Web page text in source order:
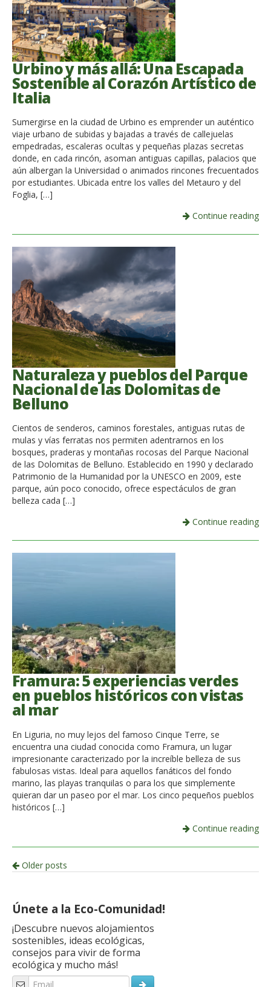
Urbino y más allá: Una Escapada
Sostenible al Corazón Artístico de
Italia
Sumergirse en la ciudad de Urbino es emprender un auténtico
viaje urbano de subidas y bajadas a través de callejuelas
empedradas, escaleras ocultas y pequeñas plazas secretas
donde, en cada rincón, asoman antiguas capillas, palacios que
aún albergan la Universidad o animados rincones frecuentados
por estudiantes. Ubicada entre los valles del Metauro y del
Foglia, […]
Continue reading
Naturaleza y pueblos del Parque
Nacional de las Dolomitas de
Belluno
Cientos de senderos, caminos forestales, antiguas rutas de
mulas y vías ferratas nos permiten adentrarnos en los
bosques, praderas y montañas rocosas del Parque Nacional
de las Dolomitas de Belluno. Establecido en 1990 y declarado
Patrimonio de la Humanidad por la UNESCO en 2009, este
parque, aún poco conocido, ofrece espectáculos de gran
belleza cada […]
Continue reading
Framura: 5 experiencias verdes
en pueblos históricos con vistas
al mar
En Liguria, no muy lejos del famoso Cinque Terre, se
encuentra una ciudad conocida como Framura, un lugar
impresionante caracterizado por la increíble belleza de sus
fabulosas vistas. Ideal para aquellos fanáticos del fondo
marino, las playas tranquilas o para los que simplemente
quieran dar un paseo por el mar. Los cinco pequeños pueblos
históricos […]
Continue reading
Post
Older posts
Únete a la Eco-Comunidad!
¡Descubre nuevos alojamientos
sostenibles, ideas ecológicas,
consejos para vivir de forma
ecológica y mucho más!